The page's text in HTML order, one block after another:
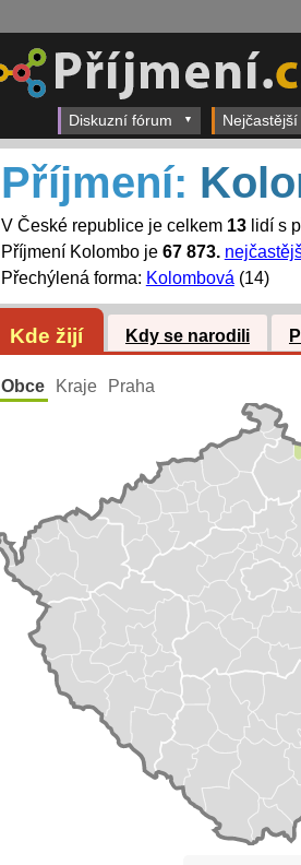
Diskuzní fórum
Příjmení:
V České republice je celkem 13lidí s
Příjmení Kolombo je 67 873.
Přechýlená forma: Kolombová (14)
Kde žijí Kdy se narodili
Obce Kraje Praha